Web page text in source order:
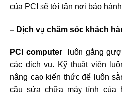
của PCI sẽ tới tận nơi bảo
– Dịch vụ chăm sóc khách
PCI computer
luôn gắng
các dịch vụ. Kỹ thuật viên
nâng cao kiến thức để luôn
cầu sửa chữa máy tính của